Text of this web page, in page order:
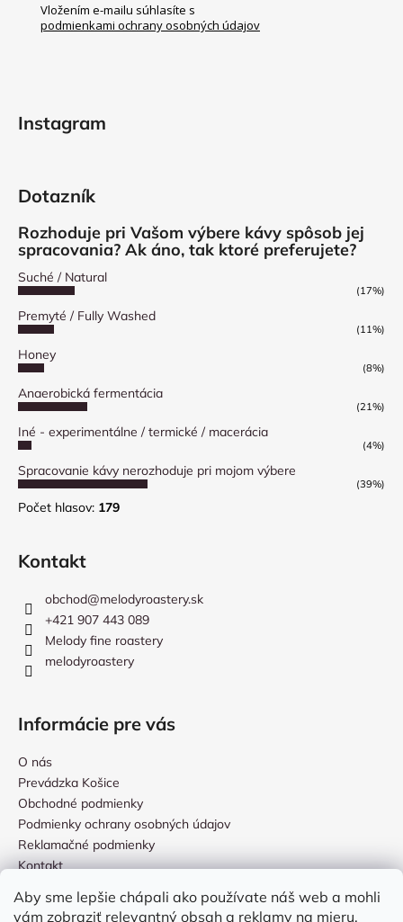
Aby sme lepšie chápali ako používate náš web a mohli
vám zobraziť relevantný obsah a reklamy na mieru,
Vložením e-mailu súhlasíte s
podmienkami ochrany osobných údajov
Instagram
Dotazník
Rozhoduje pri Vašom výbere kávy spôsob jej
spracovania? Ak áno, tak ktoré preferujete?
Suché / Natural
(17%)
Premyté / Fully Washed
(11%)
Honey
(8%)
Anaerobická fermentácia
(21%)
Iné - experimentálne / termické / macerácia
(4%)
Spracovanie kávy nerozhoduje pri mojom výbere
(39%)
Počet hlasov: 179
Kontakt
obchod@melodyroastery.sk
+421 907 443 089
Melody fine roastery
melodyroastery
Informácie pre vás
O nás
Prevádzka Košice
Obchodné podmienky
Podmienky ochrany osobných údajov
Reklamačné podmienky
Kontakt